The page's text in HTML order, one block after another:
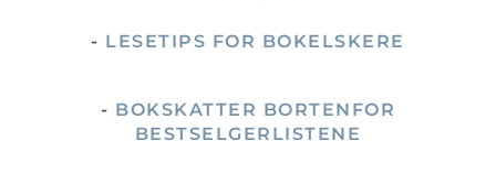
- LESETIPS FOR BOKELSKERE
- BOKSKATTER BORTENFOR
BESTSELGERLISTENE